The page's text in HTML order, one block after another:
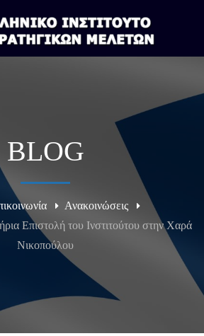
BLOG
Ανακοινώσεις
Επιστολή του Ινστιτούτου στην Χαρά
Νικοπούλου